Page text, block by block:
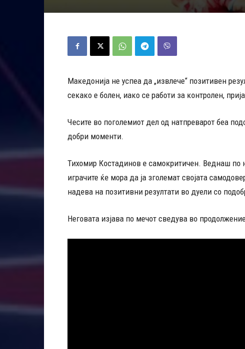
Македонија не успеа да „извлече“ позитивен
секако е болен, иако се работи за контролен,
Чесите во поголемиот дел од натпреварот беа
добри моменти.
Тихомир Костадинов е самокритичен. Веднаш по
играчите ќе мора да ја зголемат својата
надева на позитивни резултати во дуели со
Неговата изјава по мечот сведува во